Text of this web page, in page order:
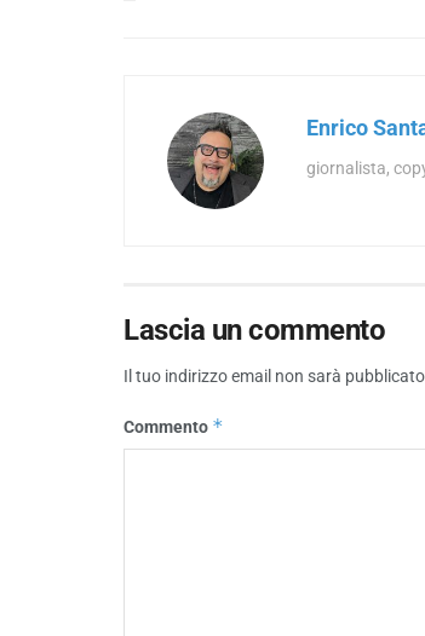
Enrico
giornalista,
Lascia un commento
Il tuo indirizzo email non sarà
Commento *